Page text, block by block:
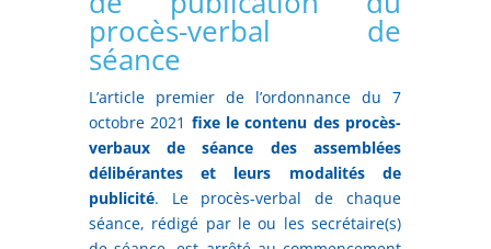
procès-verbal de
séance
L’article premier de l’ordonnance du 7
octobre 2021 fixe le contenu des procès-
verbaux de séance des assemblées
délibérantes et leurs modalités de
publicité. Le procès-verbal de chaque
séance, rédigé par le ou les secrétaire(s)